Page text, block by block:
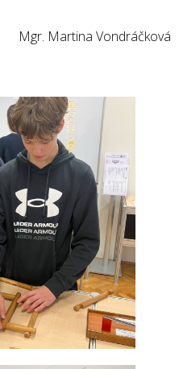
Mgr. Martina Vondráčková